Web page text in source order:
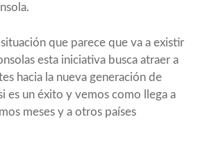
que parece que va a existir
esta iniciativa busca atraer a
hacia la nueva generación de
es un éxito y vemos como llega a
meses y a otros países